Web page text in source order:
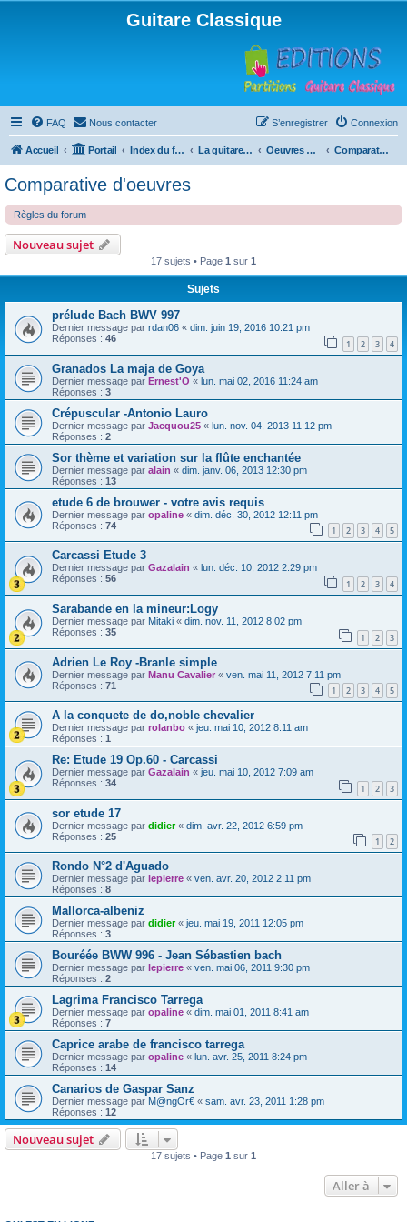
Guitare Classique
FAQ Nous contacter Connexion
S’enregistrer
Accueil Portail Index du forum La guitare : instrument, cours et théorie Oeuvres à la loupe Comparative d'oeuvres
Comparative d'oeuvres
Règles du forum
Nouveau sujet
17 sujets • Page 1 sur 1
Sujets
prélude Bach BWV 997
Dernier message par rdan06 « dim. juin 19, 2016 10:21 pm
Réponses : 46 1 2 3 4
Granados La maja de Goya
Dernier message par Ernest'O « lun. mai 02, 2016 11:24 am
Réponses : 3
Crépuscular -Antonio Lauro
Dernier message par Jacquou25 « lun. nov. 04, 2013 11:12 pm
Réponses : 2
Sor thème et variation sur la flûte enchantée
Dernier message par alain « dim. janv. 06, 2013 12:30 pm
Réponses : 13
etude 6 de brouwer - votre avis requis
Dernier message par opaline « dim. déc. 30, 2012 12:11 pm
Réponses : 74 1 2 3 4 5
Carcassi Etude 3
Dernier message par Gazalain « lun. déc. 10, 2012 2:29 pm
Réponses : 56 1 2 3 4
Sarabande en la mineur:Logy
Dernier message par Mitaki « dim. nov. 11, 2012 8:02 pm
Réponses : 35 1 2 3
Adrien Le Roy -Branle simple
Dernier message par Manu Cavalier « ven. mai 11, 2012 7:11 pm
Réponses : 71 1 2 3 4 5
A la conquete de do,noble chevalier
Dernier message par rolanbo « jeu. mai 10, 2012 8:11 am
Réponses : 1
Re: Etude 19 Op.60 - Carcassi
Dernier message par Gazalain « jeu. mai 10, 2012 7:09 am
Réponses : 34 1 2 3
sor etude 17
Dernier message par didier« dim. avr. 22, 2012 6:59 pm
Réponses : 25 1 2
Rondo N°2 d'Aguado
Dernier message par lepierre « ven. avr. 20, 2012 2:11 pm
Réponses : 8
Mallorca-albeniz
Dernier message par didier« jeu. mai 19, 2011 12:05 pm
Réponses : 3
Bouréée BWW 996 - Jean Sébastien bach
Dernier message par lepierre « ven. mai 06, 2011 9:30 pm
Réponses : 2
Lagrima Francisco Tarrega
Dernier message par opaline « dim. mai 01, 2011 8:41 am
Réponses : 7
Caprice arabe de francisco tarrega
Dernier message par opaline « lun. avr. 25, 2011 8:24 pm
Réponses : 14
Canarios de Gaspar Sanz
Dernier message par M@ngOr€ « sam. avr. 23, 2011 1:28 pm
Réponses : 12
Nouveau sujet
17 sujets • Page 1 sur 1
Aller à